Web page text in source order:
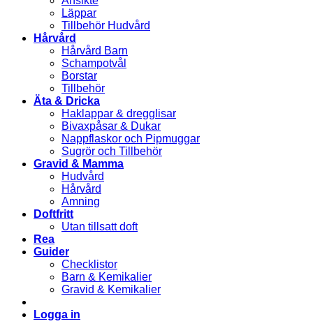
Läppar
Tillbehör Hudvård
Hårvård
Hårvård Barn
Schampotvål
Borstar
Tillbehör
Äta & Dricka
Haklappar & dregglisar
Bivaxpåsar & Dukar
Nappflaskor och Pipmuggar
Sugrör och Tillbehör
Gravid & Mamma
Hudvård
Hårvård
Amning
Doftfritt
Utan tillsatt doft
Rea
Guider
Checklistor
Barn & Kemikalier
Gravid & Kemikalier
Logga in